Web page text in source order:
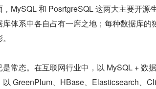
MySQL 和 PosrtgreSQL 这两大主要开源
体系中各自占有一席之地；每种数据库的
常态。在互联网行业中，以 MySQL + 数
GreenPlum、HBase、Elasticsearch、